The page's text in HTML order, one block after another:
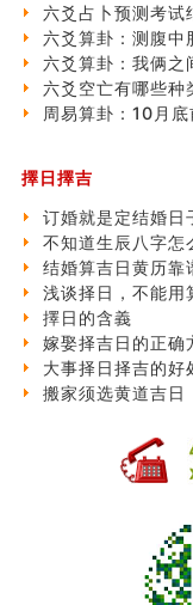
六爻占卜预测考试
六爻算卦：测腹中
六爻算卦：我俩之
六爻空亡有哪些种
周易算卦：10月
擇日擇吉
订婚就是定结婚日
不知道生辰八字怎
结婚算吉日黄历靠
浅谈择日，不能用
擇日的含義
嫁娶择吉日的正确
大事择日择吉的好
搬家须选黄道吉日